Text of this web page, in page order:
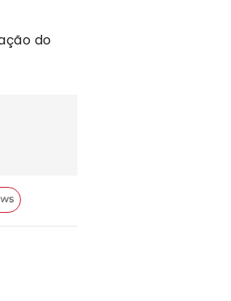
do